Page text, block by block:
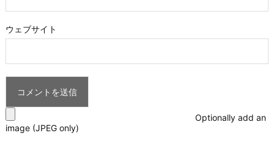
ウェブサイト
Optionally add an
image (JPEG only)